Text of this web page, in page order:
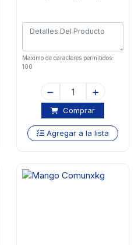
Maximo de caracteres permitidos:
100
Comprar
Agregar a la lista